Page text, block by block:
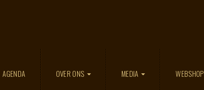
AGENDA OVER ONS MEDIA WEBSHOP